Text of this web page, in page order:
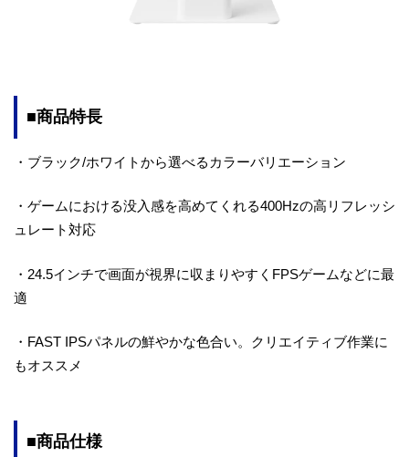
■商品特長
・ブラック/ホワイトから選べるカラーバリエーション
・ゲームにおける没入感を高めてくれる400Hzの高リフレッシ
ュレート対応
・24.5インチで画面が視界に収まりやすくFPSゲームなどに最
適
・FAST IPSパネルの鮮やかな色合い。クリエイティブ作業に
もオススメ
■商品仕様